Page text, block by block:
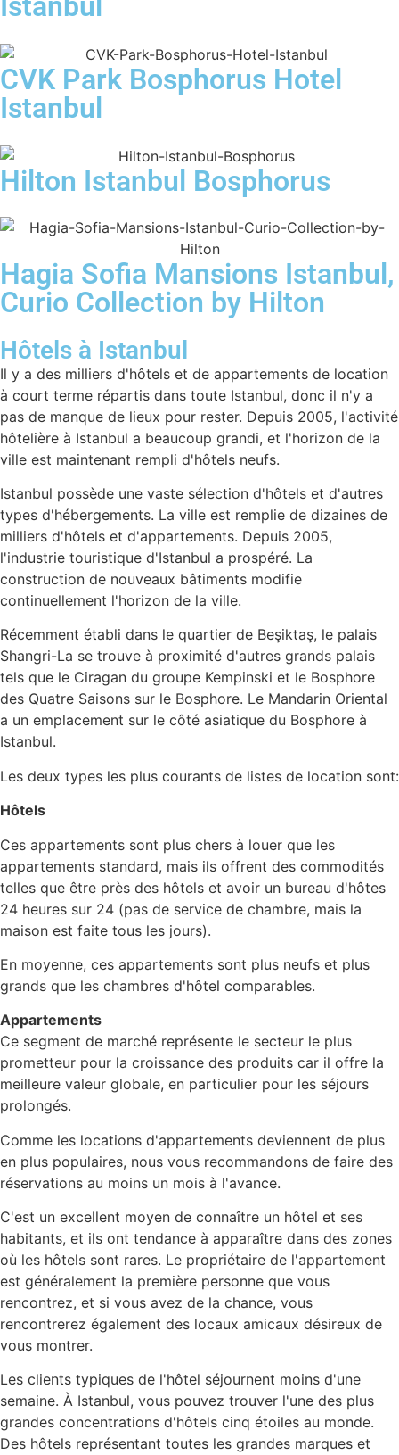
CVK Park Bosphorus Hotel
Istanbul
Hilton Istanbul Bosphorus
Hagia Sofia Mansions Istanbul,
Curio Collection by Hilton
Hôtels à Istanbul
Il y a des milliers d'hôtels et de appartements de location
à court terme répartis dans toute Istanbul, donc il n'y a
pas de manque de lieux pour rester. Depuis 2005, l'activité
hôtelière à Istanbul a beaucoup grandi, et l'horizon de la
ville est maintenant rempli d'hôtels neufs.
Istanbul possède une vaste sélection d'hôtels et d'autres
types d'hébergements. La ville est remplie de dizaines de
milliers d'hôtels et d'appartements. Depuis 2005,
l'industrie touristique d'Istanbul a prospéré. La
construction de nouveaux bâtiments modifie
continuellement l'horizon de la ville.
Récemment établi dans le quartier de Beşiktaş, le palais
Shangri-La se trouve à proximité d'autres grands palais
tels que le Ciragan du groupe Kempinski et le Bosphore
des Quatre Saisons sur le Bosphore. Le Mandarin Oriental
a un emplacement sur le côté asiatique du Bosphore à
Istanbul.
Les deux types les plus courants de listes de location sont:
Hôtels
Ces appartements sont plus chers à louer que les
appartements standard, mais ils offrent des commodités
telles que être près des hôtels et avoir un bureau d'hôtes
24 heures sur 24 (pas de service de chambre, mais la
maison est faite tous les jours).
En moyenne, ces appartements sont plus neufs et plus
grands que les chambres d'hôtel comparables.
Appartements
Ce segment de marché représente le secteur le plus
prometteur pour la croissance des produits car il offre la
meilleure valeur globale, en particulier pour les séjours
prolongés.
Comme les locations d'appartements deviennent de plus
en plus populaires, nous vous recommandons de faire des
réservations au moins un mois à l'avance.
C'est un excellent moyen de connaître un hôtel et ses
habitants, et ils ont tendance à apparaître dans des zones
où les hôtels sont rares. Le propriétaire de l'appartement
est généralement la première personne que vous
rencontrez, et si vous avez de la chance, vous
rencontrerez également des locaux amicaux désireux de
vous montrer.
Les clients typiques de l'hôtel séjournent moins d'une
semaine. À Istanbul, vous pouvez trouver l'une des plus
grandes concentrations d'hôtels cinq étoiles au monde.
Des hôtels représentant toutes les grandes marques et